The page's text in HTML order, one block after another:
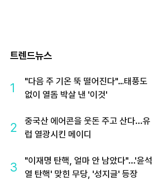
트렌드뉴스
1
"다음 주 기온 뚝 떨어진다"…태풍도
없이 열돔 박살 낸 '이것'
2
중국산 에어콘을 웃돈 주고 산다...유
럽 열광시킨 메이디
3
"이재명 탄핵, 얼마 안 남았다"...'윤석
열 탄핵' 맞힌 무당, '성지글' 등장